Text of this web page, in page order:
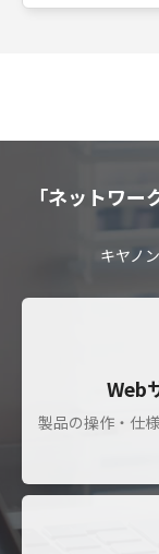
「ネットワ
キヤノ
Web
製品の操作・仕